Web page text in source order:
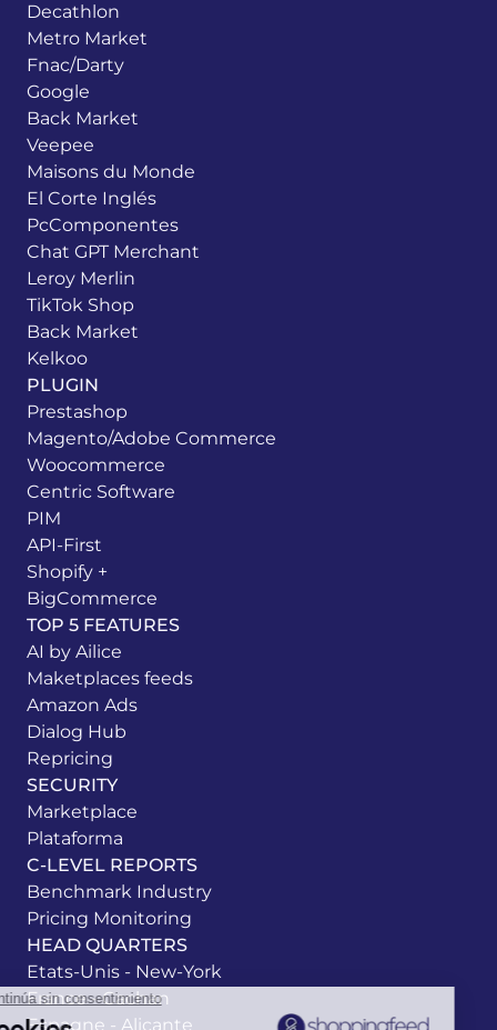
Decathlon
Metro Market
Fnac/Darty
Google
Back Market
Veepee
Maisons du Monde
El Corte Inglés
PcComponentes
Chat GPT Merchant
Leroy Merlin
TikTok Shop
Back Market
Kelkoo
PLUGIN
Prestashop
Magento/Adobe Commerce
Woocommerce
Centric Software
PIM
API-First
Shopify +
BigCommerce
TOP 5 FEATURES
AI by Ailice
Maketplaces feeds
Amazon Ads
Dialog Hub
Repricing
SECURITY
Marketplace
Plataforma
C-LEVEL REPORTS
Benchmark Industry
Pricing Monitoring
HEAD QUARTERS
Etats-Unis - New-York
France - Cachan
Espagne - Alicante